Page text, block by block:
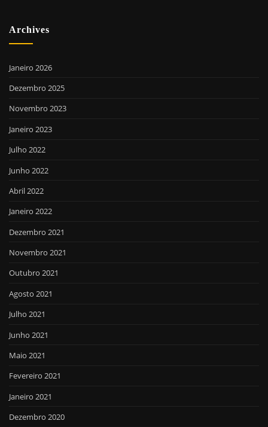
Archives
Janeiro 2026
Dezembro 2025
Novembro 2023
Janeiro 2023
Julho 2022
Junho 2022
Abril 2022
Janeiro 2022
Dezembro 2021
Novembro 2021
Outubro 2021
Agosto 2021
Julho 2021
Junho 2021
Maio 2021
Fevereiro 2021
Janeiro 2021
Dezembro 2020